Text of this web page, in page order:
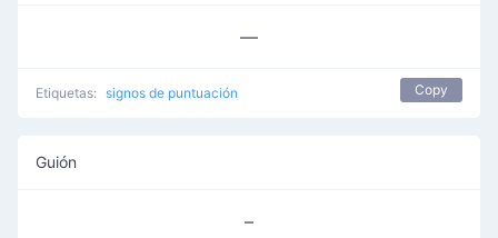
—
Etiquetas: signos de puntuación Copy
Guión
–